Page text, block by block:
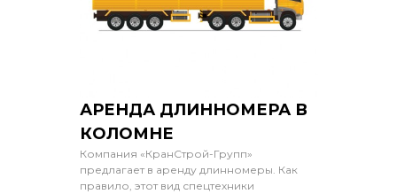
АРЕНДА ДЛИННОМЕРА В
КОЛОМНЕ
Компания «КранСтрой-Групп»
предлагает в аренду длинномеры. Как
правило, этот вид спецтехники